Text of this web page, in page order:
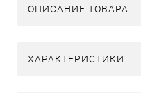
ОПИСАНИЕ ТОВАРА
ХАРАКТЕРИСТИКИ